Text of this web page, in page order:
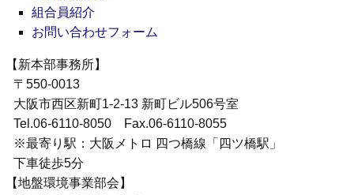
組合員紹介
お問い合わせフォーム
【新本部事務所】
〒550-0013
大阪市西区新町1-2-13 新町ビル506号室
Tel.06-6110-8050 Fax.06-6110-8055
※最寄り駅：大阪メトロ 四つ橋線「四ツ橋駅」
下車徒歩5分
【地盤環境事業部会】